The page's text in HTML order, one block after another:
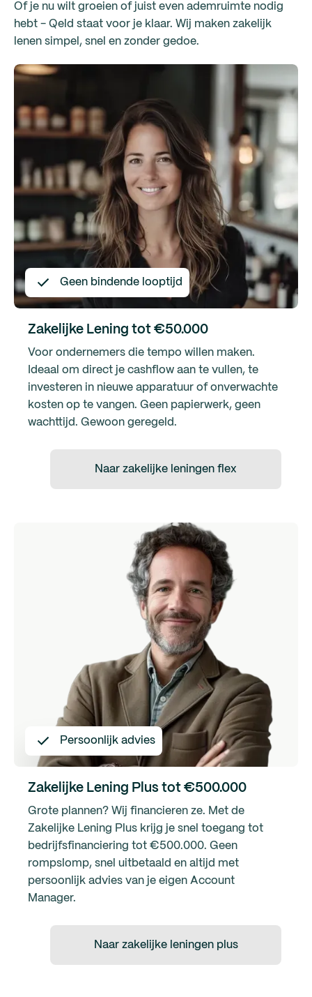
Of je nu wilt groeien of juist even ademruimte nodig
hebt - Qeld staat voor je klaar. Wij maken zakelijk
lenen simpel, snel en zonder gedoe.
Geen bindende looptijd
Zakelijke Lening tot €50.000
Voor ondernemers die tempo willen maken.
Ideaal om direct je cashflow aan te vullen, te
investeren in nieuwe apparatuur of onverwachte
kosten op te vangen. Geen papierwerk, geen
wachttijd. Gewoon geregeld.
Naar zakelijke leningen flex
Persoonlijk advies
Zakelijke Lening Plus tot €500.000
Grote plannen? Wij financieren ze. Met de
Zakelijke Lening Plus krijg je snel toegang tot
bedrijfsfinanciering tot €500.000. Geen
rompslomp, snel uitbetaald en altijd met
persoonlijk advies van je eigen Account
Manager.
Naar zakelijke leningen plus